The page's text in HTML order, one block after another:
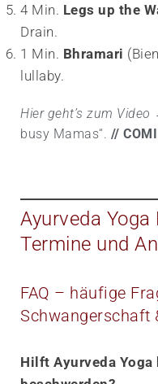
4 Min. Legs up the
Drain.
1 Min. Bhramari
lullaby.
Hier geht’s zum Video
busy Mamas“. //
Ayurveda Yoga
Termine und
FAQ – häufige
Schwangerschaft
Hilft Ayurveda